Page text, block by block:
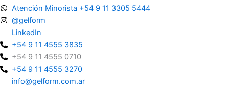
Atención Minorista +54 9 11 3305 5444
@gelform
LinkedIn
+54 9 11 4555 3835
+54 9 11 4555 0710
+54 9 11 4555 3270
info@gelform.com.ar